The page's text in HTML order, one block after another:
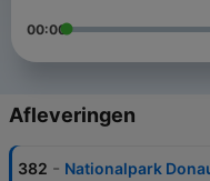
00:00
Afleveringen
382 - Nationalpark